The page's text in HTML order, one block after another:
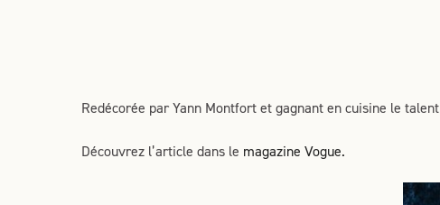
Redécorée par Yann Montfort et gagnant en cuisine le
Découvrez l’article dans le magazine Vogue.